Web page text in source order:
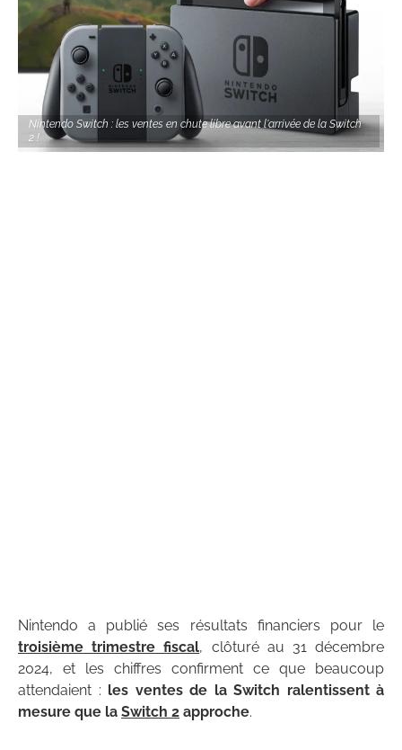
Nintendo Switch : les ventes en chute libre avant l'arrivée de la Switch
2 !
Nintendo a publié ses résultats financiers pour le
troisième trimestre fiscal, clôturé au 31 décembre
2024, et les chiffres confirment ce que beaucoup
attendaient : les ventes de la Switch ralentissent à
mesure que la Switch 2 approche.